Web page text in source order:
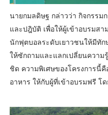
นายกมลดิษฐ กล่าวว่า กิจกรรม
และปฎิบัติ เพื่อให้ผู้เข้าอบรมส
นักฟุตบอลระดับเยาวชนให้มีทัก
ให้ซักถามและแลกเปลี่ยนความ
ชิด ความพิเศษของโครงการนี้
อาหาร ให้กับผู้ที่เข้าอบรมฟรี โ